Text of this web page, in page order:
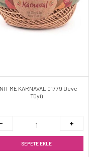
ME KARNAVAL 01779 Deve
Tüyü
SEPETE EKLE